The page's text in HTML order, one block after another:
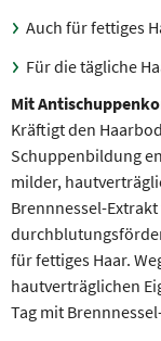
Auch für fettiges
Für die tägliche
Mit
Kräftigt den
Schuppenbildung
milder,
Brennnessel-
für fettiges Haar.
hautverträglichen
Tag mit